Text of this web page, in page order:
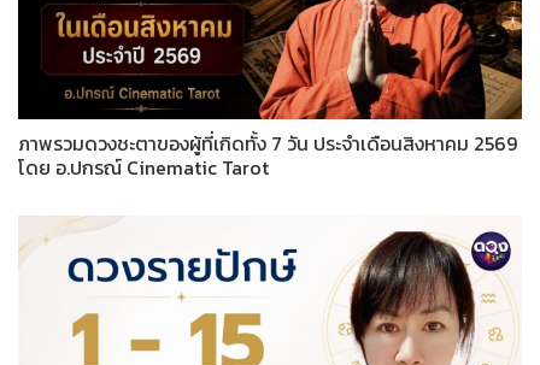
ภาพรวมดวงชะตาของผู้ที่เกิดทั้ง 7 วัน ประจำเดือนสิงหาคม 2569
โดย อ.ปกรณ์ Cinematic Tarot